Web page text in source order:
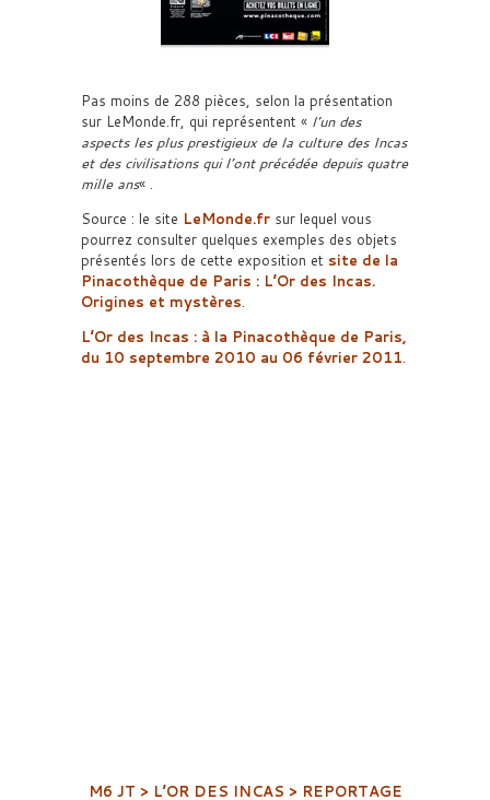
Pas moins de 288 pièces, selon la présentation
sur LeMonde.fr, qui représentent « l’un des
aspects les plus prestigieux de la culture des Incas
et des civilisations qui l’ont précédée depuis quatre
mille ans« .
Source : le site LeMonde.fr sur lequel vous
pourrez consulter quelques exemples des objets
présentés lors de cette exposition et site de la
Pinacothèque de Paris : L’Or des Incas.
Origines et mystères.
L’Or des Incas : à la Pinacothèque de Paris,
du 10 septembre 2010 au 06 février 2011.
M6 JT > L’OR DES INCAS > REPORTAGE